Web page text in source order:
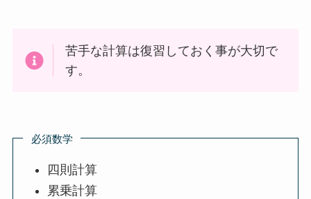
苦手な計算は復習しておく事が大切で
す。
必須数学
四則計算
累乗計算